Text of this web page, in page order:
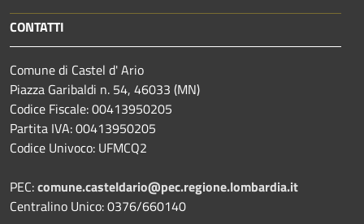
CONTATTI
Comune di Castel d' Ario
Piazza Garibaldi n. 54, 46033 (MN)
Codice Fiscale: 00413950205
Partita IVA: 00413950205
Codice Univoco: UFMCQ2
PEC:comune.casteldario@pec.regione.lombardia.it
Centralino Unico: 0376/660140